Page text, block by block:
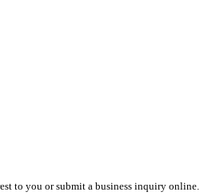
to you or submit a business inquiry online.